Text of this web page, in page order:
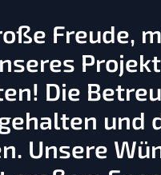
Freude,
Die
und
Unsere